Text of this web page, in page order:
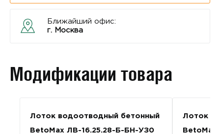
Ближайший офис:
г. Москва
Модификации товара
Лоток водоотводный бетонный
BetoMax ЛВ-16.25.28-Б-БН-УЗ0
Лоток